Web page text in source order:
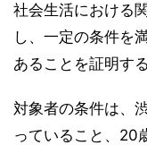
社会生活における
し、一定の条件を
あることを証明する
対象者の条件は、
っていること、20